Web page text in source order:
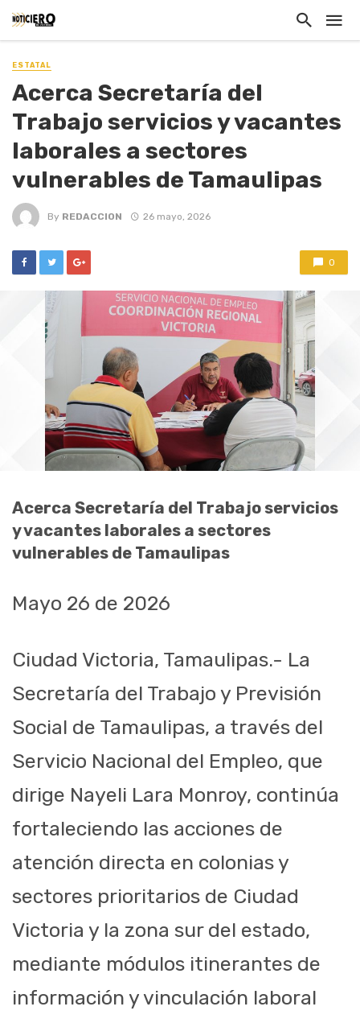
ESTATAL
Acerca Secretaría del
Trabajo servicios y vacantes
laborales a sectores
vulnerables de Tamaulipas
By REDACCION 26 mayo, 2026
0
Acerca Secretaría del Trabajo servicios
y vacantes laborales a sectores
vulnerables de Tamaulipas
Mayo 26 de 2026
Ciudad Victoria, Tamaulipas.- La
Secretaría del Trabajo y Previsión
Social de Tamaulipas, a través del
Servicio Nacional del Empleo, que
dirige Nayeli Lara Monroy, continúa
fortaleciendo las acciones de
atención directa en colonias y
sectores prioritarios de Ciudad
Victoria y la zona sur del estado,
mediante módulos itinerantes de
información y vinculación laboral